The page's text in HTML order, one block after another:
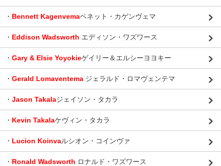
・ Bennett Kagenvemaベネット・カゲンヴェマ
・ Eddison Wadsworth エディソン・ワズワース
・ Gary & Elsie Yoyokieゲイリー＆エルシーヨヨキー
・ Gerald Lomaventema ジェラルド・ロマヴェンテマ
・ Jason Takalaジェイソン・タカラ
・ Kevin Takalaケヴィン・タカラ
・ Lucion Koinvaルシオン・コインヴァ
・ Ronald Wadsworth ロナルド・ワズワース